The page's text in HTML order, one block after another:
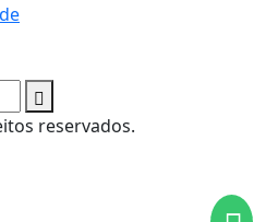
reservados.
melhorar sua
Ao continuar o acesso,